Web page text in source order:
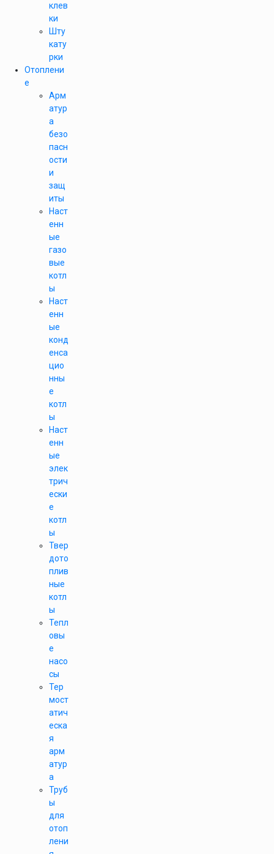
клев
ки
Шту
кату
рки
Отоплени
е
Арм
атур
а
безо
пасн
ости
и
защ
иты
Наст
енн
ые
газо
вые
котл
ы
Наст
енн
ые
конд
енса
цио
нны
е
котл
ы
Наст
енн
ые
элек
трич
ески
е
котл
ы
Твер
дото
плив
ные
котл
ы
Тепл
овы
е
насо
сы
Тер
мост
атич
еска
я
арм
атур
а
Труб
ы
для
отоп
лени